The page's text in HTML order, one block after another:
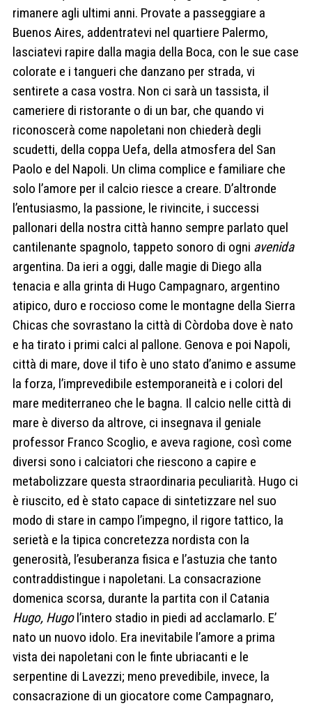
rimanere agli ultimi anni. Provate a passeggiare a
Buenos Aires, addentratevi nel quartiere Palermo,
lasciatevi rapire dalla magia della Boca, con le sue case
colorate e i tangueri che danzano per strada, vi
sentirete a casa vostra. Non ci sarà un tassista, il
cameriere di ristorante o di un bar, che quando vi
riconoscerà come napoletani non chiederà degli
scudetti, della coppa Uefa, della atmosfera del San
Paolo e del Napoli. Un clima complice e familiare che
solo l’amore per il calcio riesce a creare. D’altronde
l’entusiasmo, la passione, le rivincite, i successi
pallonari della nostra città hanno sempre parlato quel
cantilenante spagnolo, tappeto sonoro di ogni avenida
argentina. Da ieri a oggi, dalle magie di Diego alla
tenacia e alla grinta di Hugo Campagnaro, argentino
atipico, duro e roccioso come le montagne della Sierra
Chicas che sovrastano la città di Còrdoba dove è nato
e ha tirato i primi calci al pallone. Genova e poi Napoli,
città di mare, dove il tifo è uno stato d’animo e assume
la forza, l’imprevedibile estemporaneità e i colori del
mare mediterraneo che le bagna. Il calcio nelle città di
mare è diverso da altrove, ci insegnava il geniale
professor Franco Scoglio, e aveva ragione, così come
diversi sono i calciatori che riescono a capire e
metabolizzare questa straordinaria peculiarità. Hugo ci
è riuscito, ed è stato capace di sintetizzare nel suo
modo di stare in campo l’impegno, il rigore tattico, la
serietà e la tipica concretezza nordista con la
generosità, l’esuberanza fisica e l’astuzia che tanto
contraddistingue i napoletani. La consacrazione
domenica scorsa, durante la partita con il Catania
Hugo, Hugol’intero stadio in piedi ad acclamarlo. E’
nato un nuovo idolo. Era inevitabile l’amore a prima
vista dei napoletani con le finte ubriacanti e le
serpentine di Lavezzi; meno prevedibile, invece, la
consacrazione di un giocatore come Campagnaro,